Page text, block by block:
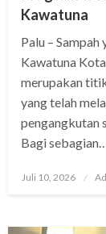
Kawatuna
Palu –
Kawatuna
merupakan
yang telah
pengangkutan
Bagi sebagian…
Posted
Juli 10, 2026